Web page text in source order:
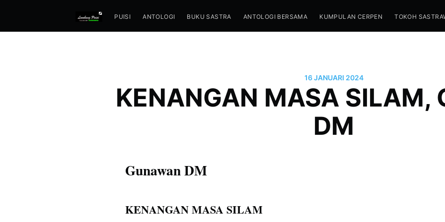
PUISI ANTOLOGI BUKU SASTRA ANTOLOGI BERSAMA KUMPULAN CERPEN TOKOH
16 JANUARI 2024
KENANGAN MASA SILAM,
DM
Gunawan DM
KENANGAN MASA SILAM